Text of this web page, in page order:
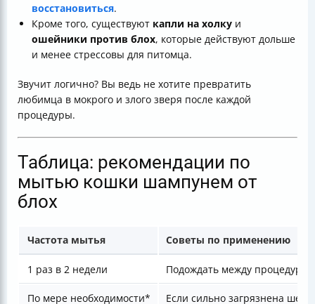
восстановиться.
Кроме того, существуют капли на холку и
ошейники против блох, которые действуют дольше
и менее стрессовы для питомца.
Звучит логично? Вы ведь не хотите превратить
любимца в мокрого и злого зверя после каждой
процедуры.
Таблица: рекомендации по
мытью кошки шампунем от
блох
Частота мытья Советы по применению
1 раз в 2 недели Подождать между
По мере необходимости* Если сильно загрязнена